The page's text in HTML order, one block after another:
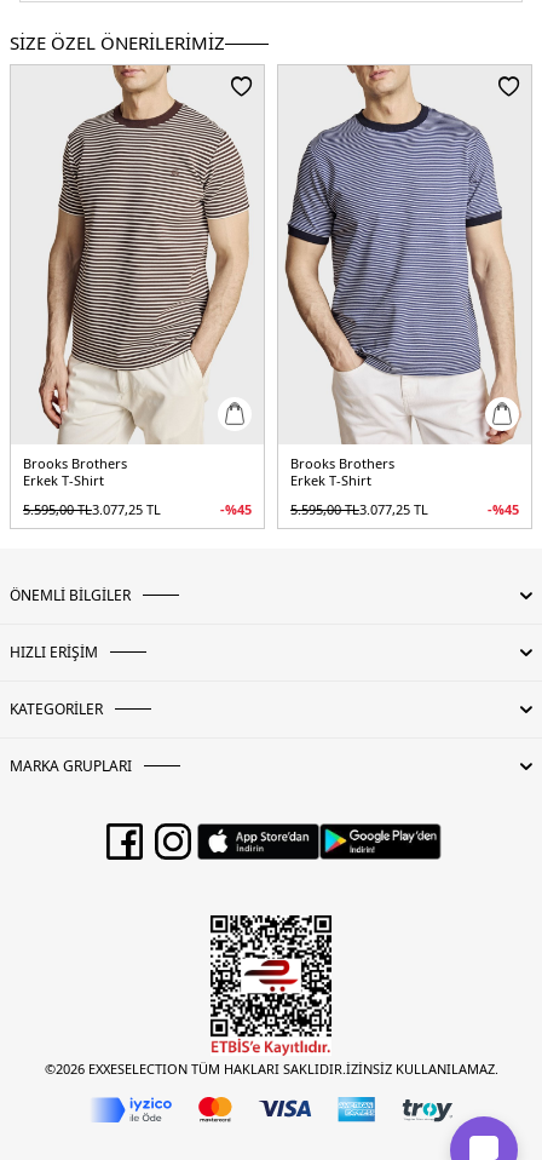
Kalıp Bilgisi:Regular Fit
Yaş Grubu:Yetişkin
Türkiye
3DY1BBSS26MTS002142.17
SİZE ÖZEL ÖNERİLERİMİZ
Brooks Brothers
Erkek T-Shirt
5.595,00TL3.077,25 TL -%45
Brooks Brothers
Erkek T-Shirt
5.595,00TL3.077,25 TL -%45
ÖNEMLİ BİLGİLER
HIZLI ERİŞİM
KATEGORİLER
MARKA GRUPLARI
©2026 EXXESELECTION TÜM HAKLARI SAKLIDIR.İZİNSİZ KULLANILAMAZ.